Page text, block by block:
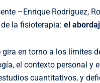
–Enrique Rodríguez,
la fisioterapia: el
en torno a los límites
el contexto personal y
cuantitativos, y